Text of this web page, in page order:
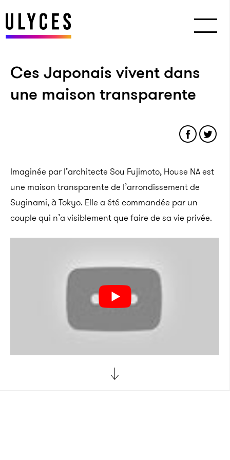
Ces Japonais vivent dans
une maison transparente
Imaginée par l’architecte Sou Fujimoto, House NA est
une maison transparente de l’arrondissement de
Suginami, à Tokyo. Elle a été commandée par un
couple qui n’a visiblement que faire de sa vie privée.